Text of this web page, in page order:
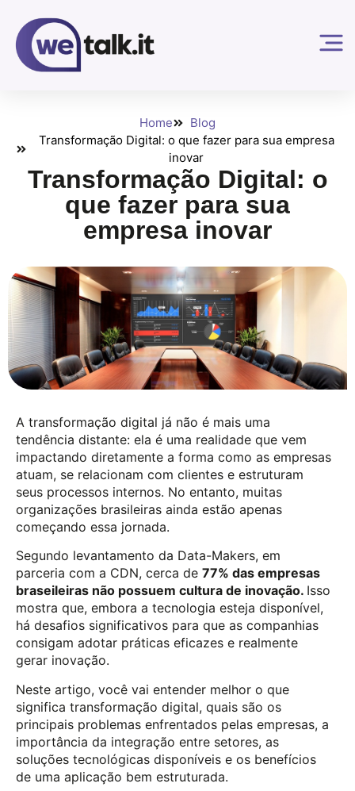
Home
Blog
Transformação Digital: o que fazer para sua empresa
inovar
Transformação Digital: o
que fazer para sua
empresa inovar
A transformação digital já não é mais uma
tendência distante: ela é uma realidade que vem
impactando diretamente a forma como as empresas
atuam, se relacionam com clientes e estruturam
seus processos internos. No entanto, muitas
organizações brasileiras ainda estão apenas
começando essa jornada.
Segundo levantamento da Data-Makers, em
parceria com a CDN, cerca de 77% das empresas
braseileiras não possuem cultura de inovação. Isso
mostra que, embora a tecnologia esteja disponível,
há desafios significativos para que as companhias
consigam adotar práticas eficazes e realmente
gerar inovação.
Neste artigo, você vai entender melhor o que
significa transformação digital, quais são os
principais problemas enfrentados pelas empresas, a
importância da integração entre setores, as
soluções tecnológicas disponíveis e os benefícios
de uma aplicação bem estruturada.